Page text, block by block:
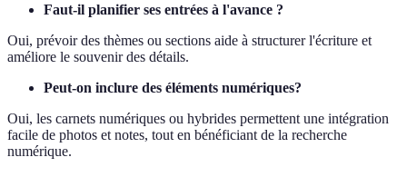
Faut-il planifier ses entrées à l'avance ?
Oui, prévoir des thèmes ou sections aide à structurer l'écriture et
améliore le souvenir des détails.
Peut-on inclure des éléments numériques?
Oui, les carnets numériques ou hybrides permettent une intégration
facile de photos et notes, tout en bénéficiant de la recherche
numérique.